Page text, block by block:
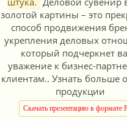
золотой картины – это
способ продвижения
укрепления деловых
который подчеркнет
уважение к бизнес-
клиентам.. Узнать больше
продукции
Скачать презентацию в формате